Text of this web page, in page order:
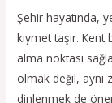
Şehir hayatında,
kıymet taşır.
alma noktası
olmak değil, aynı
dinlenmek de